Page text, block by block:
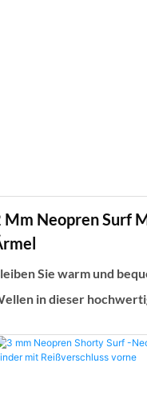
Mm Neopren Surf
Sie warm und
in dieser
Ärmeln fangen. Das